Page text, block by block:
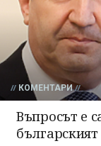
КОМЕНТАРИ
Въпросът е